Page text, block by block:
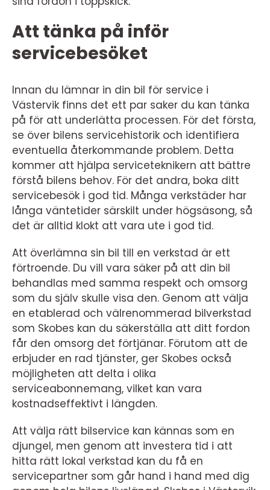
Att tänka på inför
servicebesöket
Innan du lämnar in din bil för service i
Västervik finns det ett par saker du kan tänka
på för att underlätta processen. För det första,
se över bilens servicehistorik och identifiera
eventuella återkommande problem. Detta
kommer att hjälpa serviceteknikern att bättre
förstå bilens behov. För det andra, boka ditt
servicebesök i god tid. Många verkstäder har
långa väntetider särskilt under högsäsong, så
det är alltid klokt att vara ute i god tid.
Att överlämna sin bil till en verkstad är ett
förtroende. Du vill vara säker på att din bil
behandlas med samma respekt och omsorg
som du själv skulle visa den. Genom att välja
en etablerad och välrenommerad bilverkstad
som Skobes kan du säkerställa att ditt fordon
får den omsorg det förtjänar. Förutom att de
erbjuder en rad tjänster, ger Skobes också
möjligheten att delta i olika
serviceabonnemang, vilket kan vara
kostnadseffektivt i längden.
Att välja rätt bilservice kan kännas som en
djungel, men genom att investera tid i att
hitta rätt lokal verkstad kan du få en
servicepartner som går hand i hand med dig